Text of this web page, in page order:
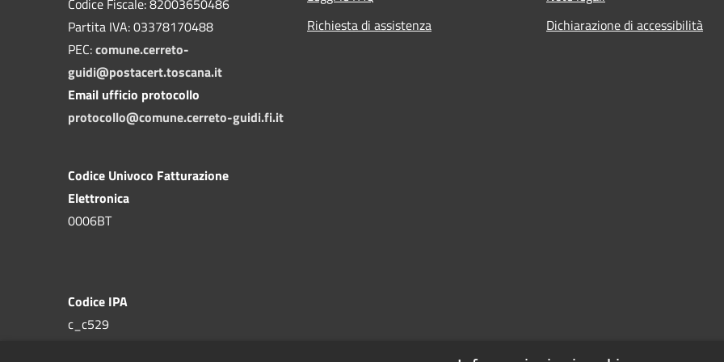
Partita IVA: 03378170488
PEC:comune.cerreto-
guidi@postacert.toscana.it
Email ufficio protocollo
protocollo@comune.cerreto-guidi.fi.it
Codice Univoco Fatturazione
Elettronica
0006BT
Codice IPA
c_c529
Richiesta di assistenza
Dichiarazione di accessibilità